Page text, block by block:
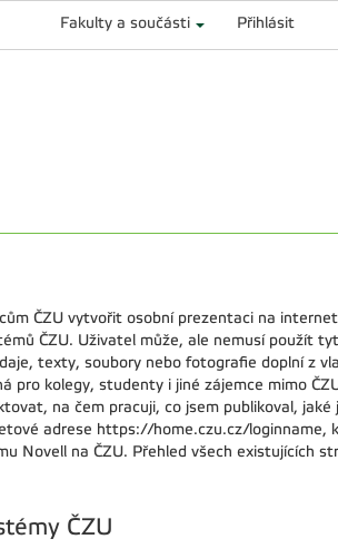
Fakulty a součásti Přihlásit
ČZU vytvořit osobní prezentaci na
ČZU. Uživatel může, ale nemusí použít
texty, soubory nebo fotografie doplní z
kolegy, studenty i jiné zájemce mimo
na čem pracuji, co jsem publikoval, jaké
adrese https://home.czu.cz/loginname,
Novell na ČZU. Přehled všech existujících
ČZU